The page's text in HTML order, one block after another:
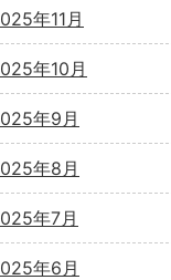
年11月
年10月
年9月
年8月
年7月
年6月